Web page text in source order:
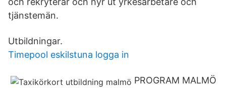
tjänstemän.
Utbildningar.
Timepool eskilstuna logga in
PROGRAM MALMÖ